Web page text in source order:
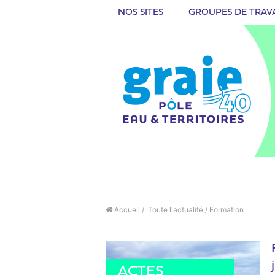
NOS SITES GROUPES DE
Accueil / Toute l'actualité / Formation
ACTUALITÉ
FORMATION
ACTES